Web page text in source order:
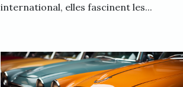
international, elles fascinent les...